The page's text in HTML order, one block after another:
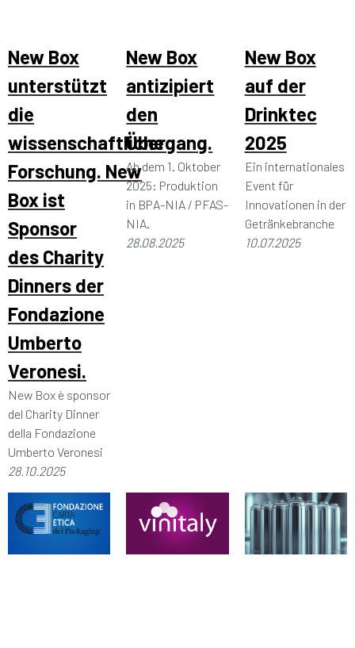
New Box
unterstützt
die
wissenschaftliche
Forschung. New
Box ist
Sponsor
des Charity
Dinners der
Fondazione
Umberto
Veronesi.
New Box è sponsor
del Charity Dinner
della Fondazione
Umberto Veronesi
28.10.2025
New Box
antizipiert
den
Übergang.
Ab dem 1. Oktober
2025: Produktion
in BPA-NIA / PFAS-
NIA.
28.08.2025
New Box
auf der
Drinktec
2025
Ein internationales
Event für
Innovationen in der
Getränkebranche
10.07.2025